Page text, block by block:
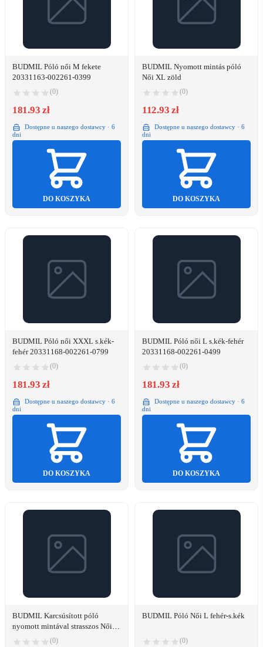
BUDMIL Póló női M fekete
20331163-002261-0399
(0)
181.93 zł
Dostępne u naszego dostawcy · 6
dni
DO KOSZYKA
BUDMIL Nyomott mintás póló
Női XL zöld
(0)
112.93 zł
Dostępne u naszego dostawcy · 6
dni
DO KOSZYKA
BUDMIL Póló női XXXL s.kék-
fehér 20331168-002261-0799
(0)
181.93 zł
Dostępne u naszego dostawcy · 6
dni
DO KOSZYKA
BUDMIL Póló női L s.kék-fehér
20331168-002261-0499
(0)
181.93 zł
Dostępne u naszego dostawcy · 6
dni
DO KOSZYKA
BUDMIL Karcsúsított póló
nyomott mintával strasszos Női M
(0)
BUDMIL Póló Női L fehér-s.kék
(0)